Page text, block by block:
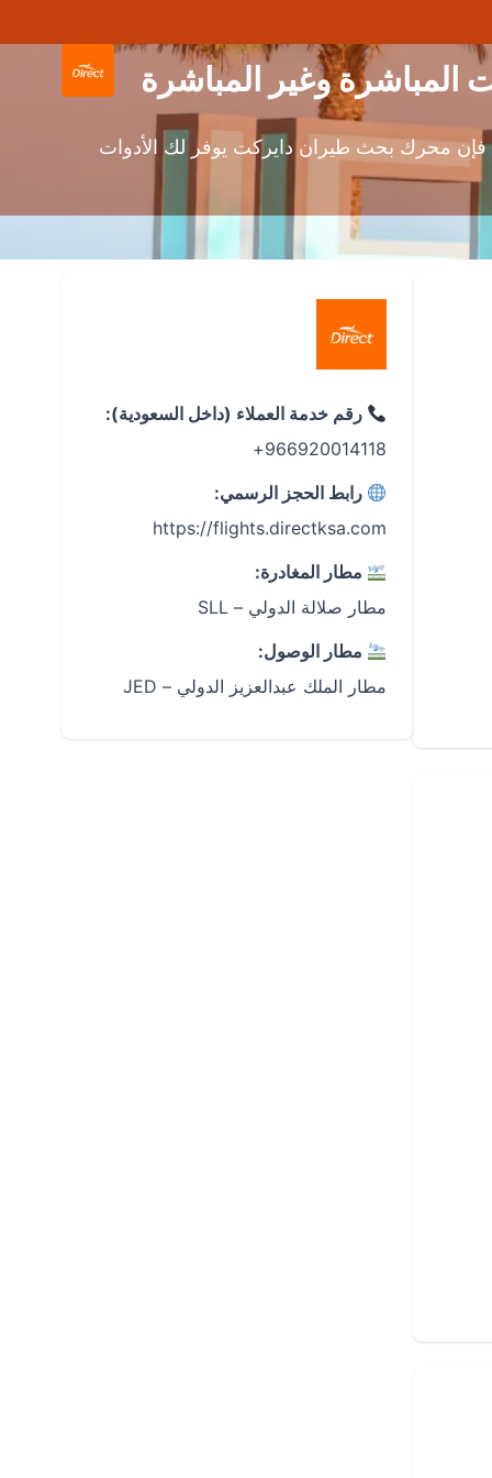
فإن محرك بحث طيران دايركت يوفر لك الأدوات
رقم خدمة العملاء (داخل السعودية):
966920014118+
رابط الحجز الرسمي:
https://flights.directksa.com
مطار المغادرة:
مطار صلالة الدولي – SLL
مطار الوصول:
مطار الملك عبدالعزيز الدولي – JED